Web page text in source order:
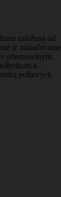
založená od
je zariaďovanie
priemyselným,
a
poštových